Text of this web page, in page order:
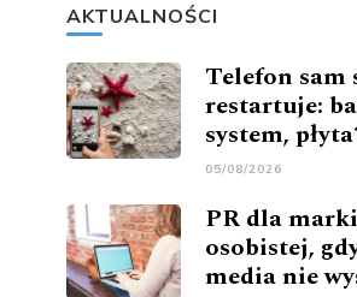
AKTUALNOŚCI
Telefon sam
restartuje:
system,
05/08/2026
PR dla marki
osobistej,
media nie